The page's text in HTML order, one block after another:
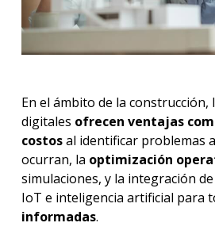
En el ámbito de la construcción,
digitales ofrecen ventajas
costosal identificar problemas
ocurran, la optimización
simulaciones, y la integración
IoT e inteligencia artificial para
informadas.